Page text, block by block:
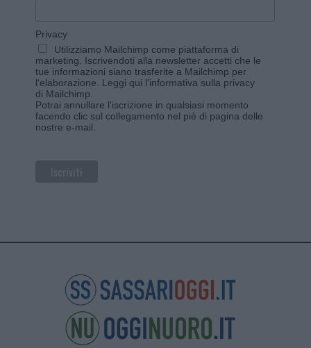
Privacy
Utilizziamo Mailchimp come piattaforma di
marketing. Iscrivendoti alla newsletter accetti che le
tue informazioni siano trasferite a Mailchimp per
l'elaborazione. Leggi qui l'informativa sulla privacy
di Mailchimp.
Potrai annullare l'iscrizione in qualsiasi momento
facendo clic sul collegamento nel piè di pagina delle
nostre e-mail.